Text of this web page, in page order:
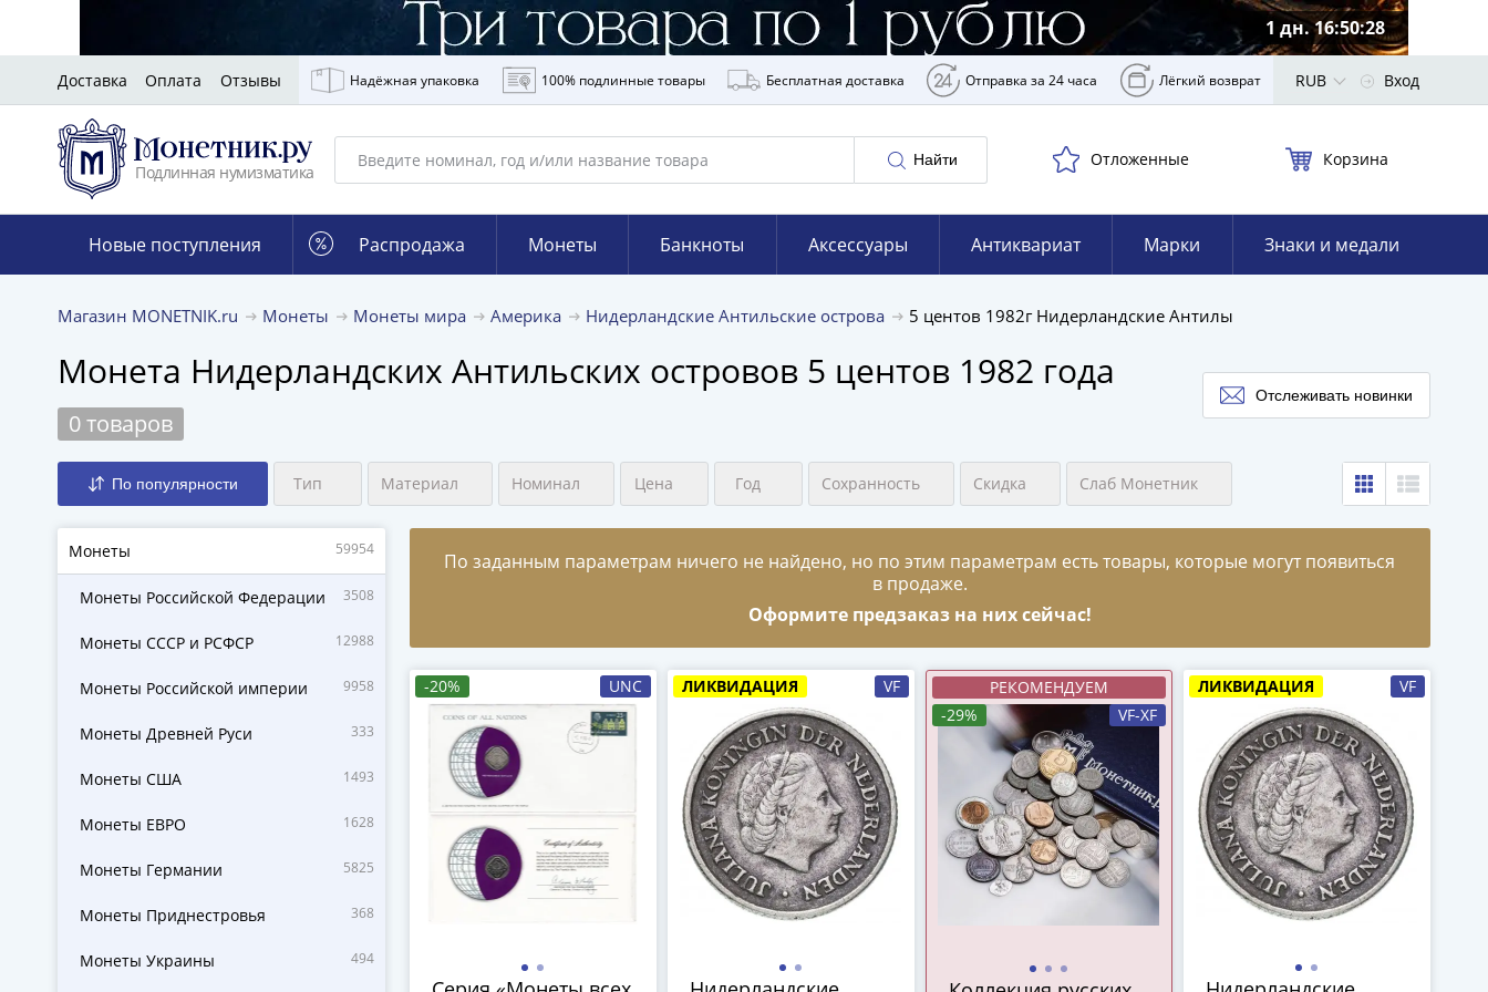
1 дн. 16:50:27
Доставка Оплата Отзывы Надёжная упаковка 100% подлинные товары Бесплатная доставка Отправка за 24 часа Лёгкий возврат RUB Вход
Подлинная нумизматика
Найти Отложенные Корзина
Новые поступления Распродажа Монеты Банкноты Аксессуары Антиквариат Марки Знаки и медали
Магазин MONETNIK.ru Монеты Монеты мира Америка Нидерландские Антильские острова 5 центов 1982г Нидерландские Антилы
Монета Нидерландских Антильских островов 5 центов 1982 года
0 товаров
Отслеживать новинки
По популярности Тип Материал Номинал Цена Год Сохранность Скидка Слаб Монетник
Монеты 59954
Монеты Российской Федерации 3508
Монеты СССР и РСФСР 12988
Монеты Российской империи 9958
Монеты Древней Руси 333
Монеты США 1493
Монеты ЕВРО 1628
Монеты Германии 5825
Монеты Приднестровья 368
Монеты Украины 494
По заданным параметрам ничего не найдено, но по этим параметрам есть товары, которые могут появиться
в продаже.
Оформите предзаказ на них сейчас!
-20% UNC ЛИКВИДАЦИЯ VF
РЕКОМЕНДУЕМ
-29%
VF-XF
ЛИКВИДАЦИЯ VF